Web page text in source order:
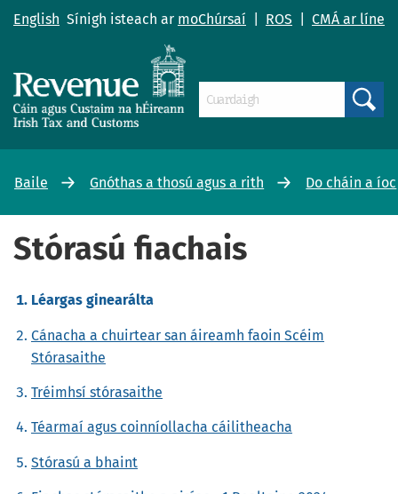
English Sínigh isteach ar moChúrsaí ROS CMÁ ar líne
Baile Gnóthas a thosú agus a rith Do cháin a íoc
Stórasú fiachais
Léargas ginearálta
Cánacha a chuirtear san áireamh faoin Scéim
Stórasaithe
Tréimhsí stórasaithe
Téarmaí agus coinníollacha cáilitheacha
Stórasú a bhaint